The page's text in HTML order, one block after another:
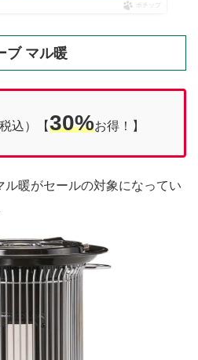
ポチップ
ブ マル暖
税込）【30%お得！】
ル暖がセールの対象になってい